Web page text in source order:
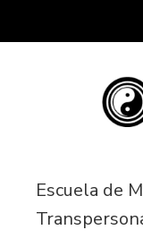
Escuela de